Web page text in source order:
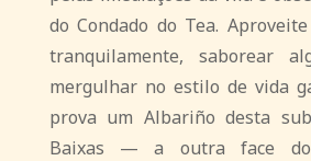
do Condado do Tea.
tranquilamente, saborear
mergulhar no estilo de vida
prova um Albariño desta
Baixas — a outra face